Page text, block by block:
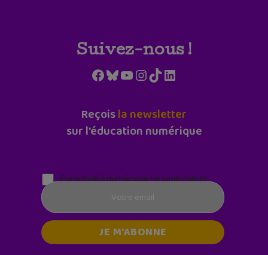
Suivez-nous !
Facebook
Bluesky
YouTube
Instagram
TikTokLinkedIn
Reçoisla newsletter
sur l'éducation numérique
Parentalité numérique (le lundi matin)